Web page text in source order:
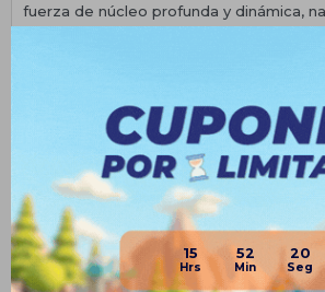
15 52 20
fuerza de núcleo profunda y dinámica,
Planes de cuotas
Envíos
Medios de pago